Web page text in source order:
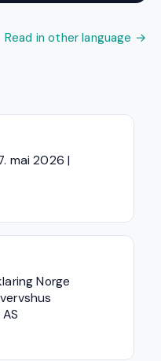
Read in other language →
mai 2026 |
Norge